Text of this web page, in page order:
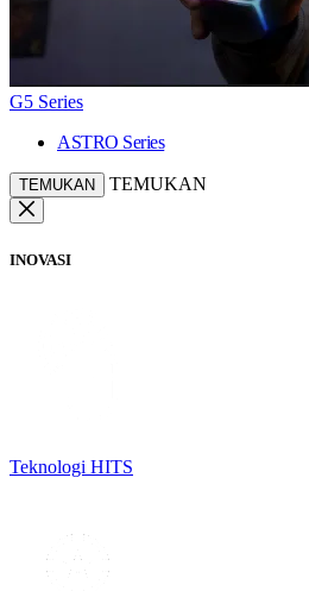
G5 Series
ASTRO Series
TEMUKAN TEMUKAN
INOVASI
Teknologi HITS